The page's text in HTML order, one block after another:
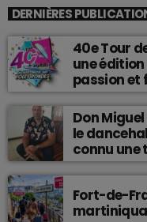
DERNIÈRES
40e Tour
une
passion et
Don
le
connu une
Fort-de-